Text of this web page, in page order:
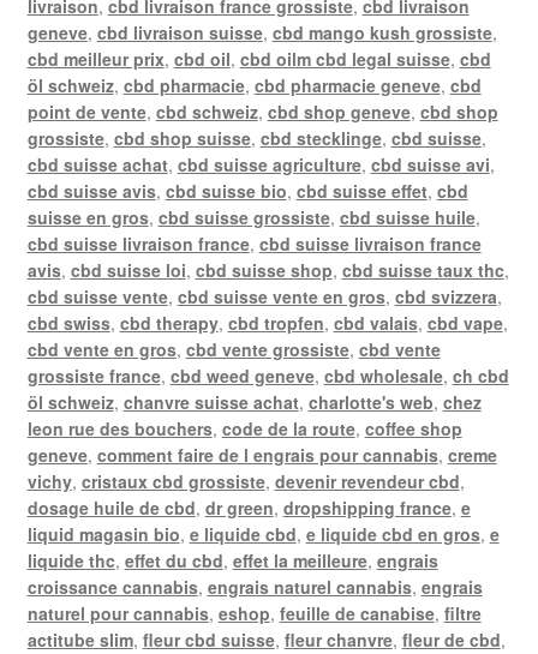
livraison, cbd livraison france grossiste, cbd livraison
geneve, cbd livraison suisse, cbd mango kush grossiste,
cbd meilleur prix, cbd oil, cbd oilm cbd legal suisse, cbd
öl schweiz, cbd pharmacie, cbd pharmacie geneve, cbd
point de vente, cbd schweiz, cbd shop geneve, cbd shop
grossiste, cbd shop suisse, cbd stecklinge, cbd suisse,
cbd suisse achat, cbd suisse agriculture, cbd suisse avi,
cbd suisse avis, cbd suisse bio, cbd suisse effet, cbd
suisse en gros, cbd suisse grossiste, cbd suisse huile,
cbd suisse livraison france, cbd suisse livraison france
avis, cbd suisse loi, cbd suisse shop, cbd suisse taux thc,
cbd suisse vente, cbd suisse vente en gros, cbd svizzera,
cbd swiss, cbd therapy, cbd tropfen, cbd valais, cbd vape,
cbd vente en gros, cbd vente grossiste, cbd vente
grossiste france, cbd weed geneve, cbd wholesale, ch cbd
öl schweiz, chanvre suisse achat, charlotte's web, chez
leon rue des bouchers, code de la route, coffee shop
geneve, comment faire de l engrais pour cannabis, creme
vichy, cristaux cbd grossiste, devenir revendeur cbd,
dosage huile de cbd, dr green, dropshipping france, e
liquid magasin bio, e liquide cbd, e liquide cbd en gros, e
liquide thc, effet du cbd, effet la meilleure, engrais
croissance cannabis, engrais naturel cannabis, engrais
naturel pour cannabis, eshop, feuille de canabise, filtre
actitube slim, fleur cbd suisse, fleur chanvre, fleur de cbd,